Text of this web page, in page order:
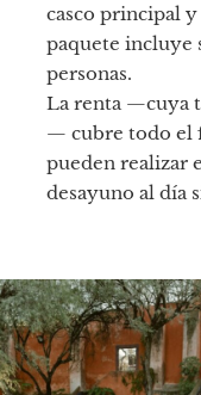
casco principal
paquete incluye
personas.
La renta —cuya
— cubre todo el
pueden realizar
desayuno al día